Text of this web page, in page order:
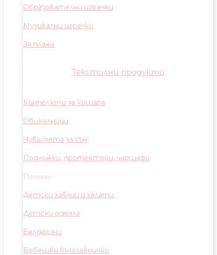
Образователни играчки
Музикални играчки
За плажа
Текстилни продукти
Компелкти за кошара
Обиколници
Чувалчета за сън
Подложки, протектори, чаршафи
Пелени
Детски хавлии и халати
Детски одеяла
Балдахини
Бебешки възглавнички